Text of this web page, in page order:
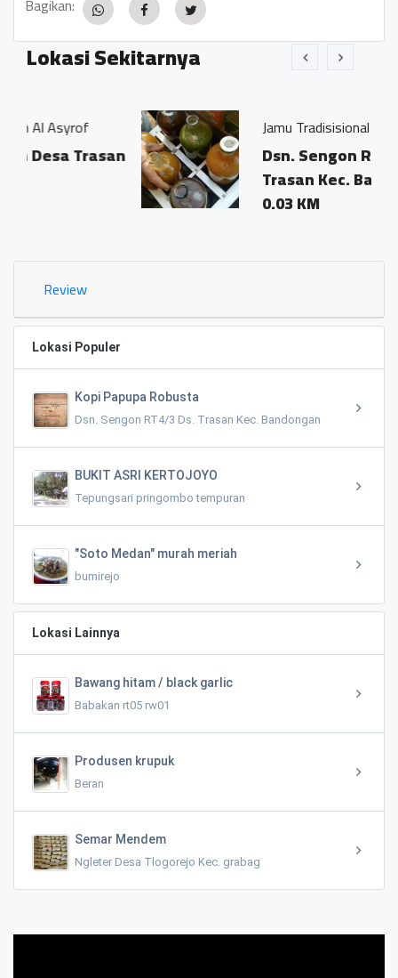
Lokasi Sekitarnya
Jamu Tradisisional Madun
Dsn. Sengon RT04/03 Ds.
Trasan Kec. Bandongan
0.03 KM
Review
Lokasi Populer
Kopi Papupa Robusta
Dsn. Sengon RT4/3 Ds. Trasan Kec. Bandongan
BUKIT ASRI KERTOJOYO
Tepungsari pringombo tempuran
"Soto Medan" murah meriah
bumirejo
Lokasi Lainnya
Bawang hitam / black garlic
Babakan rt05 rw01
Produsen krupuk
Beran
Semar Mendem
Ngleter Desa Tlogorejo Kec. grabag